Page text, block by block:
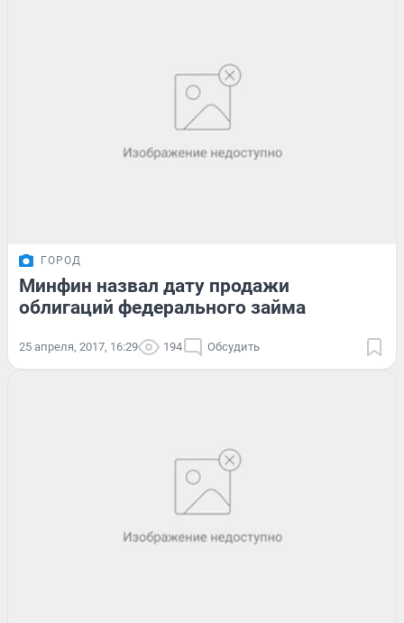
ГОРОД
Минфин назвал дату продажи
облигаций федерального займа
25 апреля, 2017, 16:29 194 Обсудить